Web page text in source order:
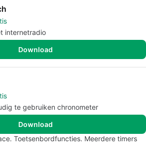
internetradio
Download
te gebruiken chronometer
Download
Toetsenbordfuncties. Meerdere timers